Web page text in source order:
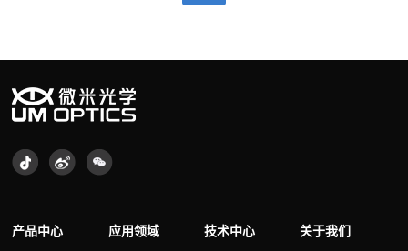
产品中心
应用领域
技术中心
关于我们